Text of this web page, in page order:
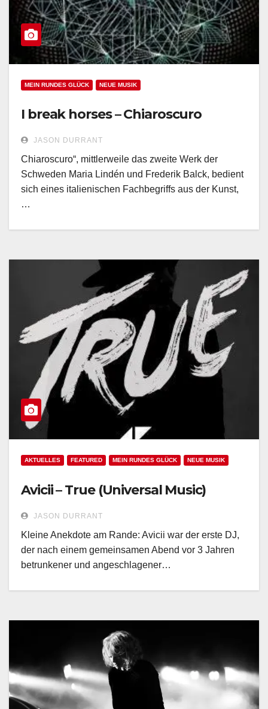
MEIN RUNDES GLÜCK NEUE MUSIK
I break horses – Chiaroscuro
JASON DURRANT
Chiaroscuro“, mittlerweile das zweite Werk der
Schweden Maria Lindén und Frederik Balck, bedient
sich eines italienischen Fachbegriffs aus der Kunst,
…
AKTUELLES FEATURED MEIN RUNDES GLÜCK NEUE MUSIK
Avicii – True (Universal Music)
JASON DURRANT
Kleine Anekdote am Rande: Avicii war der erste DJ,
der nach einem gemeinsamen Abend vor 3 Jahren
betrunkener und angeschlagener…